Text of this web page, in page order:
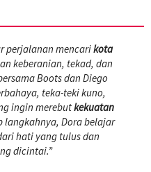
perjalanan mencarikota
keberanian, tekad, dan
Boots dan Diego
teka-teki kuno,
ingin merebutkekuatan
langkahnya, Dora belajar
hati yang tulus dan
dicintai.”